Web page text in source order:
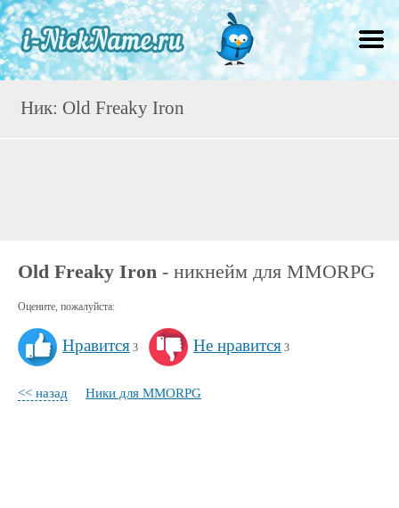
Ник: Old Freaky Iron
Old Freaky Iron - никнейм для MMORPG
Оцените, пожалуйста:
Нравится 3 Не нравится 3
<< назад Ники для MMORPG